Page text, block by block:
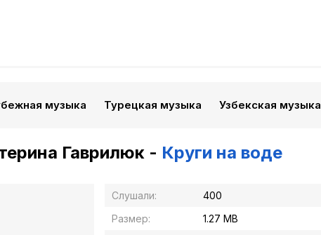
музыка Турецкая музыка Узбекская музыка
Гаврилюк - Круги на воде
Слушали:
400
Размер:
1.27 MB